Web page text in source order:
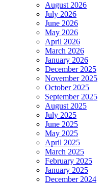
August 2026
July 2026
June 2026
May 2026
April 2026
March 2026
January 2026
December 2025
November 2025
October 2025
September 2025
August 2025
July 2025
June 2025
May 2025
April 2025
March 2025
February 2025
January 2025
December 2024